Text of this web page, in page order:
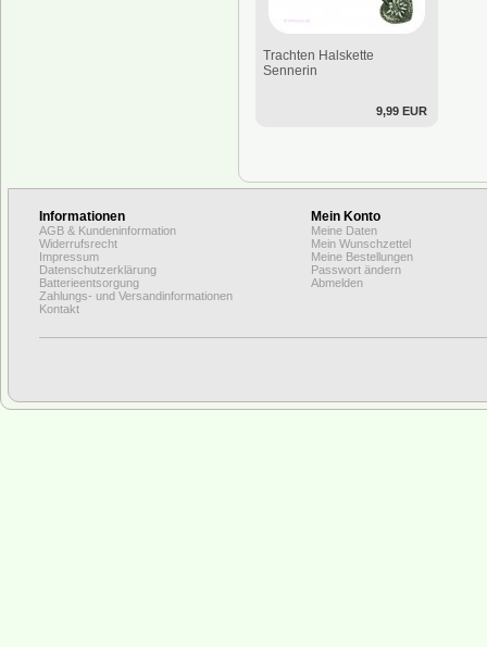
Trachten Halskette
Sennerin
9,99 EUR
Informationen
AGB & Kundeninformation
Widerrufsrecht
Impressum
Datenschutzerklärung
Batterieentsorgung
Zahlungs- und Versandinformationen
Kontakt
Mein Konto
Meine Daten
Mein Wunschzettel
Meine Bestellungen
Passwort ändern
Abmelden